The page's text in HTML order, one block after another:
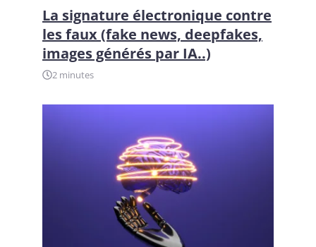
La signature électronique contre
les faux (fake news, deepfakes,
images générés par IA..)
2 minutes